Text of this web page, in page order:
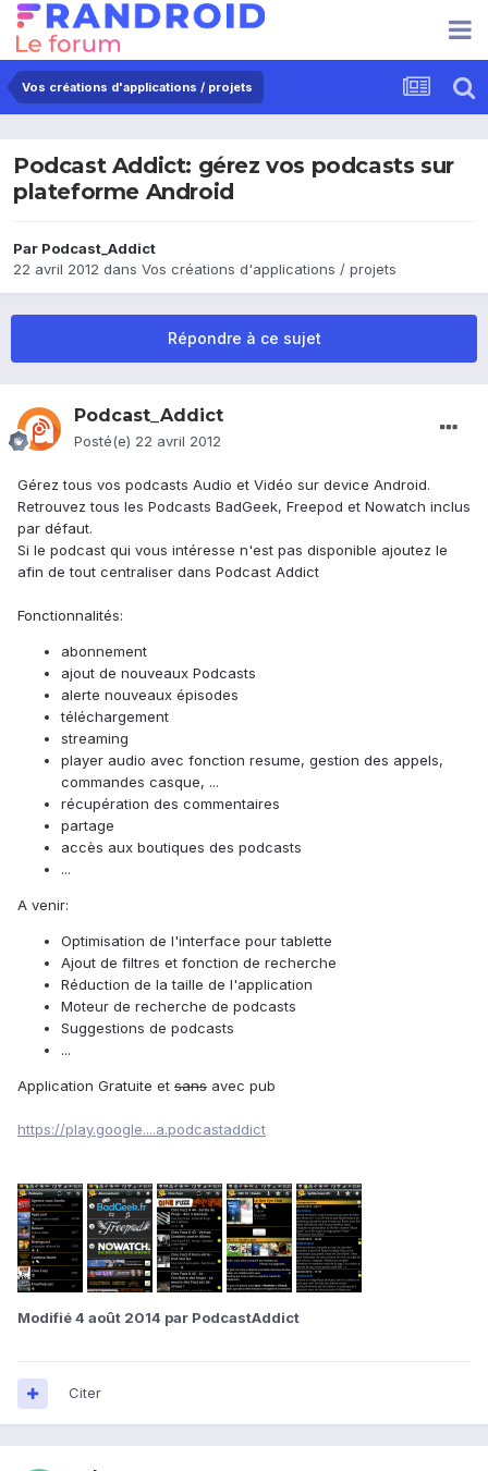
Vos créations d'applications / projets
Podcast Addict: gérez vos podcasts sur
plateforme Android
Par Podcast_Addict
22 avril 2012 dans Vos créations d'applications / projets
Répondre à ce sujet
Podcast_Addict
Posté(e) 22 avril 2012
Gérez tous vos podcasts Audio et Vidéo sur device Android.
Retrouvez tous les Podcasts BadGeek, Freepod et Nowatch inclus
par défaut.
Si le podcast qui vous intéresse n'est pas disponible ajoutez le
afin de tout centraliser dans Podcast Addict
Fonctionnalités:
abonnement
ajout de nouveaux Podcasts
alerte nouveaux épisodes
téléchargement
streaming
player audio avec fonction resume, gestion des appels,
commandes casque, ...
récupération des commentaires
partage
accès aux boutiques des podcasts
...
A venir:
Optimisation de l'interface pour tablette
Ajout de filtres et fonction de recherche
Réduction de la taille de l'application
Moteur de recherche de podcasts
Suggestions de podcasts
...
Application Gratuite et sans avec pub
https://play.google....a.podcastaddict
Modifié4 août 2014 par PodcastAddict
Citer